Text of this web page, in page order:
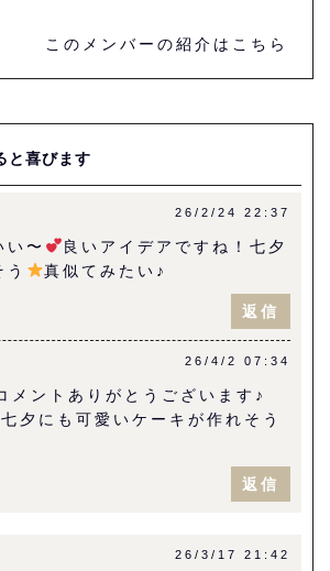
このメンバーの紹介はこちら
と喜びます
26/2/24 22:37
い〜
良いアイデアですね！七夕
真似てみたい♪
返信
26/4/2 07:34
メントありがとうございます♪
夕にも可愛いケーキが作れそう
返信
26/3/17 21:42